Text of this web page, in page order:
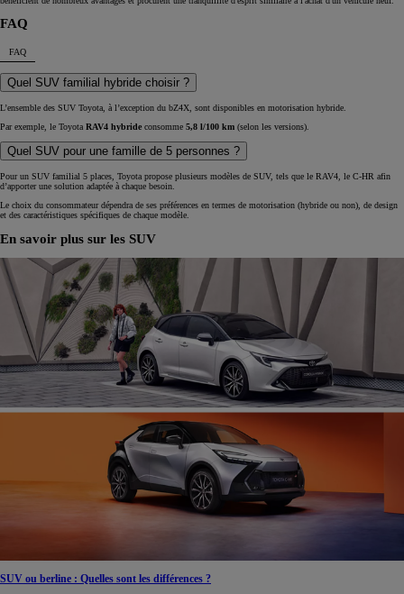
FAQ
FAQ
Quel SUV familial hybride choisir ?
L’ensemble des SUV Toyota, à l’exception du bZ4X, sont disponibles en motorisation hybride.
Par exemple, le Toyota RAV4 hybride consomme 5,8 l/100 km (selon les versions).
Quel SUV pour une famille de 5 personnes ?
Pour un SUV familial 5 places, Toyota propose plusieurs modèles de SUV, tels que le RAV4, le C-HR afin
d’apporter une solution adaptée à chaque besoin.
Le choix du consommateur dépendra de ses préférences en termes de motorisation (hybride ou non), de design
et des caractéristiques spécifiques de chaque modèle.
En savoir plus sur les SUV
SUV ou berline : Quelles sont les différences ?